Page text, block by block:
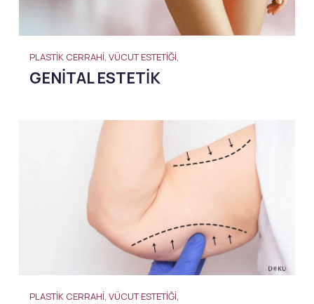
PLASTIK CERRAHI, VÜCUT ESTETIĞI,
GENITAL ESTETIK
PLASTIK CERRAHI, VÜCUT ESTETIĞI,